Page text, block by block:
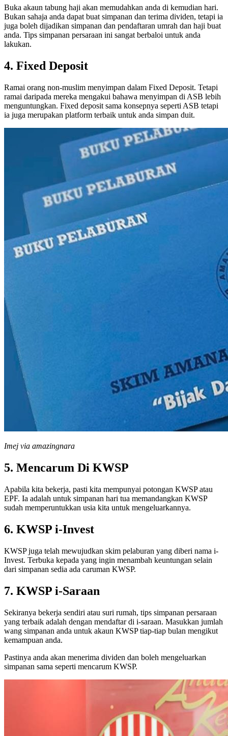
Buka akaun tabung haji akan memudahkan anda di kemudian hari.
Bukan sahaja anda dapat buat simpanan dan terima dividen, tetapi ia
juga boleh dijadikan simpanan dan pendaftaran umrah dan haji buat
anda. Tips simpanan persaraan ini sangat berbaloi untuk anda
lakukan.
4. Fixed Deposit
Ramai orang non-muslim menyimpan dalam Fixed Deposit. Tetapi
ramai daripada mereka mengakui bahawa menyimpan di ASB lebih
menguntungkan. Fixed deposit sama konsepnya seperti ASB tetapi
ia juga merupakan platform terbaik untuk anda simpan duit.
Imej via amazingnara
5. Mencarum Di KWSP
Apabila kita bekerja, pasti kita mempunyai potongan KWSP atau
EPF. Ia adalah untuk simpanan hari tua memandangkan KWSP
sudah memperuntukkan usia kita untuk mengeluarkannya.
6. KWSP i-Invest
KWSP juga telah mewujudkan skim pelaburan yang diberi nama i-
Invest. Terbuka kepada yang ingin menambah keuntungan selain
dari simpanan sedia ada caruman KWSP.
7. KWSP i-Saraan
Sekiranya bekerja sendiri atau suri rumah, tips simpanan persaraan
yang terbaik adalah dengan mendaftar di i-saraan. Masukkan jumlah
wang simpanan anda untuk akaun KWSP tiap-tiap bulan mengikut
kemampuan anda.
Pastinya anda akan menerima dividen dan boleh mengeluarkan
simpanan sama seperti mencarum KWSP.